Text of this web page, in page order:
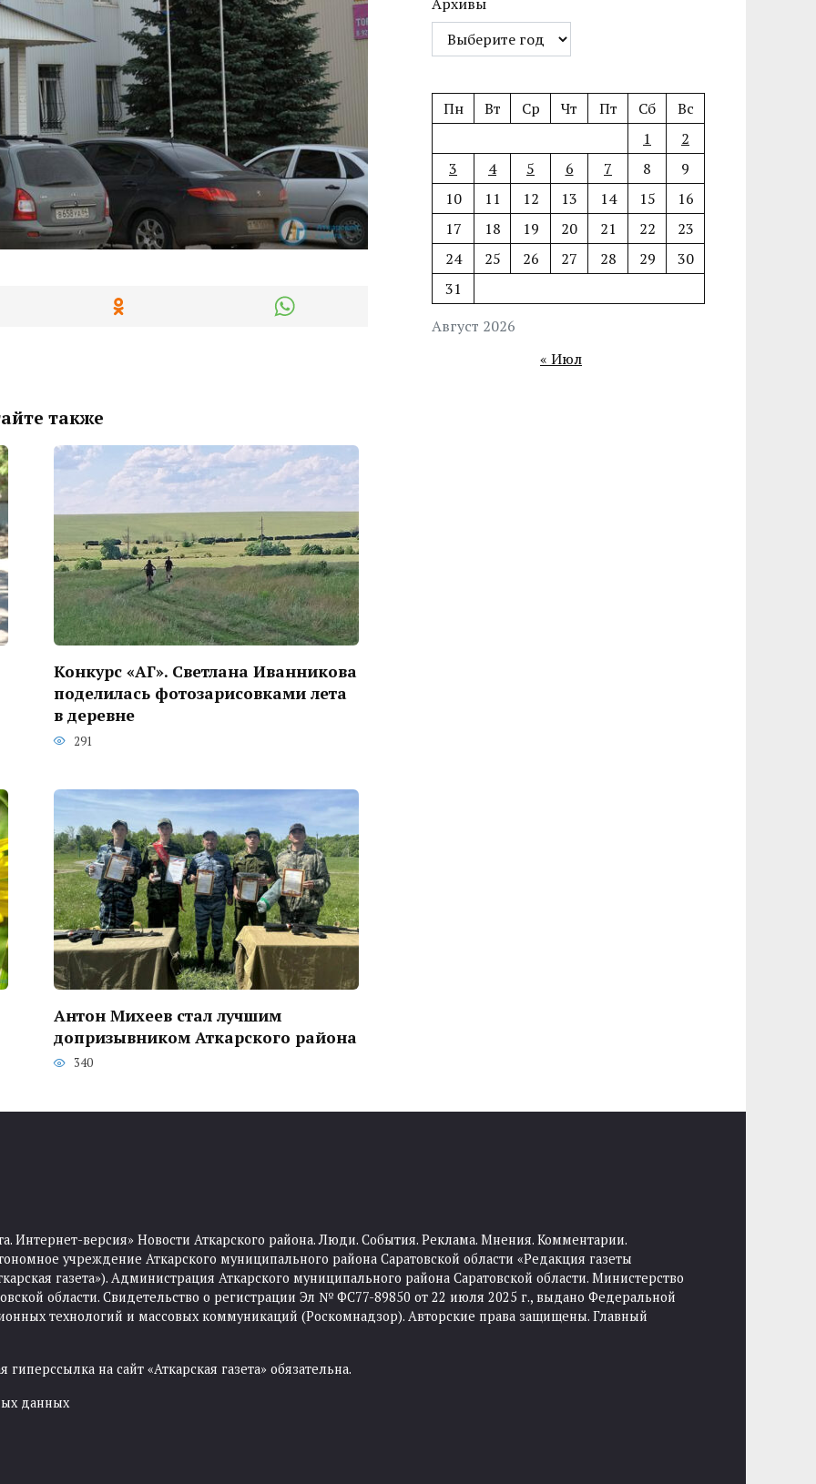
также
Конкурс «АГ». Светлана Иванникова
поделилась фотозарисовками лета
в деревне
291
Антон Михеев стал лучшим
допризывником Аткарского района
340
Август 2026
Пн Вт Ср Чт Пт Сб
Вс
1
2
3
4 5 6 7 8
9
10
11 12 13 14 15
16
17
18 19 20 21 22
23
24
25 26 27 28 29
30
31
« Июл
Интернет-версия» Новости Аткарского района. Люди. События. Реклама. Мнения. Комментарии.
учреждение Аткарского муниципального района Саратовской области «Редакция газеты
газета»). Администрация Аткарского муниципального района Саратовской области. Министерство
области. Свидетельство о регистрации Эл № ФС77-89850 от 22 июля 2025 г., выдано Федеральной
технологий и массовых коммуникаций (Роскомнадзор). Авторские права защищены. Главный
на сайт «Аткарская газета» обязательна.
данных